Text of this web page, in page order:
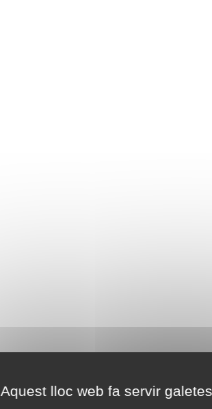
Aquest lloc web fa servir